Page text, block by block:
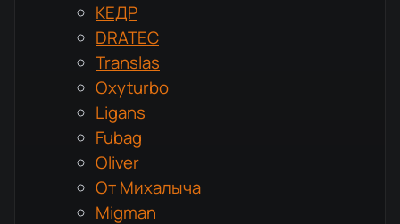
КЕДР
DRATEC
Translas
Oxyturbo
Ligans
Fubag
Oliver
От Михалыча
Migman